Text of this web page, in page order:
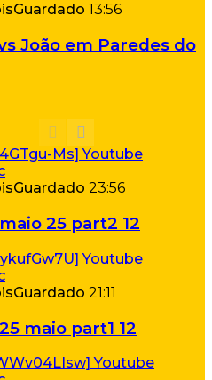
Guardado 13:56
João em Paredes do
Guardado 23:56
25 part2 12
Guardado 21:11
maio part1 12